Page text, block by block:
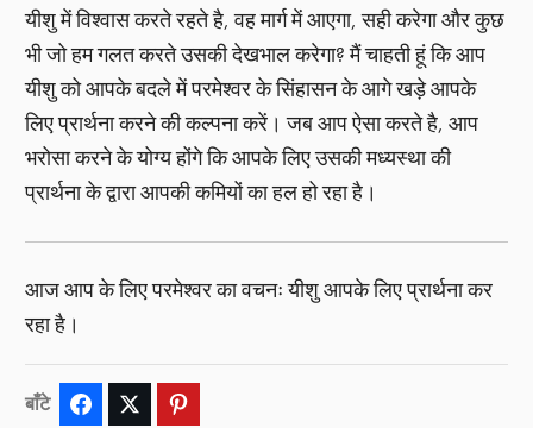
यीशु में विश्वास करते रहते है, वह मार्ग में आएगा, सही करेगा और कुछ
भी जो हम गलत करते उसकी देखभाल करेगा? मैं चाहती हूं कि आप
यीशु को आपके बदले में परमेश्वर के सिंहासन के आगे खड़े आपके
लिए प्रार्थना करने की कल्पना करें। जब आप ऐसा करते है, आप
भरोसा करने के योग्य होंगे कि आपके लिए उसकी मध्यस्था की
प्रार्थना के द्वारा आपकी कमियों का हल हो रहा है।
आज आप के लिए परमेश्वर का वचनः यीशु आपके लिए प्रार्थना कर
रहा है।
बाँटे Facebook Twitter